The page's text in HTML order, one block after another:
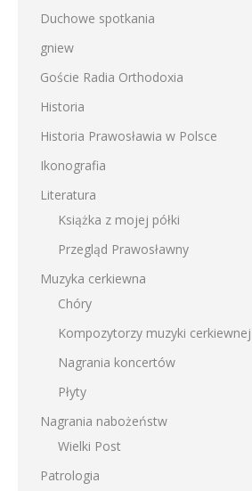
Duchowe spotkania
gniew
Goście Radia Orthodoxia
Historia
Historia Prawosławia w Polsce
Ikonografia
Literatura
Książka z mojej półki
Przegląd Prawosławny
Muzyka cerkiewna
Chóry
Kompozytorzy muzyki cerkiewnej
Nagrania koncertów
Płyty
Nagrania nabożeństw
Wielki Post
Patrologia